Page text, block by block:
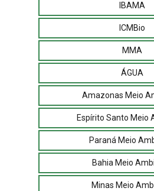
IBAMA
ICMBio
MMA
ÁGUA
Amazonas Meio
Espírito Santo Meio
Paraná Meio
Bahia Meio
Minas Meio